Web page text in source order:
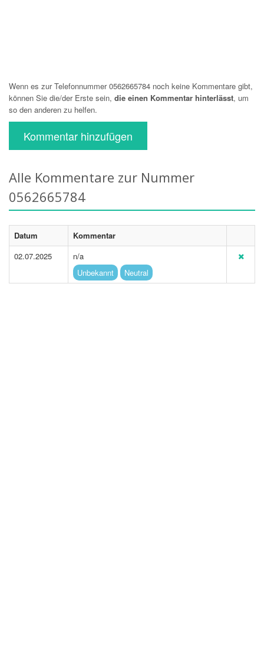
Wenn es zur Telefonnummer 0562665784 noch keine Kommentare gibt,
können Sie die/der Erste sein, die einen Kommentar hinterlässt, um
so den anderen zu helfen.
Kommentar hinzufügen
Alle Kommentare zur Nummer
0562665784
Datum
Kommentar
02.07.2025
n/a
Unbekannt
Neutral